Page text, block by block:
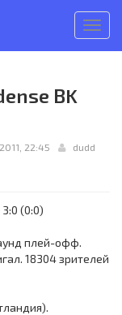
меню
BK
22:45
dudd
(0:0)
плей-офф.
18304 зрителей